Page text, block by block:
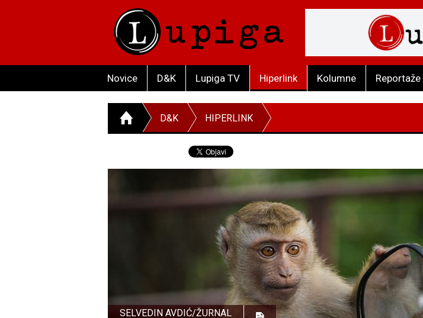
Novice D&K Lupiga TV Hiperlink Kolumne Reportaže
D&K HIPERLINK
SELVEDIN AVDIĆ/ŽURNAL